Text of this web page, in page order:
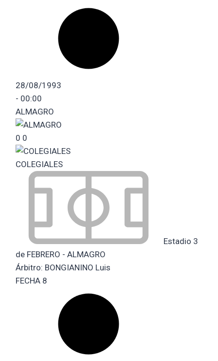
28/08/1993
- 00:00
ALMAGRO
0 0
COLEGIALES
Estadio 3
de FEBRERO - ALMAGRO
Árbitro: BONGIANINO Luis
FECHA 8